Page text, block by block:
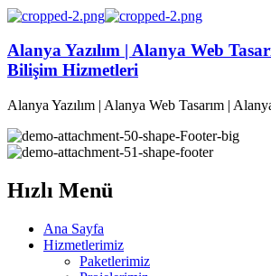
Alanya Yazılım | Alanya Web
Bilişim Hizmetleri
Alanya Yazılım | Alanya Web Tasarım |
Hızlı Menü
Ana Sayfa
Hizmetlerimiz
Paketlerimiz